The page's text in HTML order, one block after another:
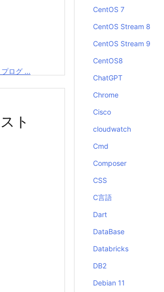
ログ ...
ト
CentOS 7
CentOS Stream 8
CentOS Stream 9
CentOS8
ChatGPT
Chrome
Cisco
cloudwatch
Cmd
Composer
CSS
C言語
Dart
DataBase
Databricks
DB2
Debian 11